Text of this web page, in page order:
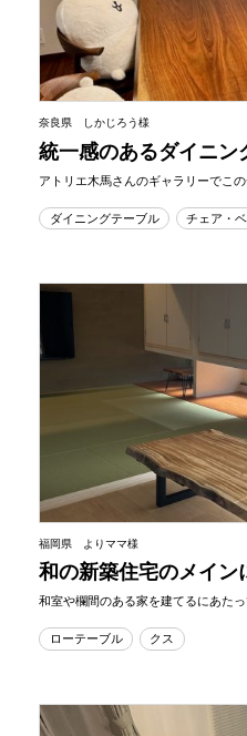
奈良県 しかじろう様
統一感のあるダイニン
アトリエ木馬さんのギャラリーでこ
ダイニングテーブル チェア・
福岡県 よりママ様
和の新築住宅のメイン
和室や欄間のある家を建てるにあた
ローテーブル クス